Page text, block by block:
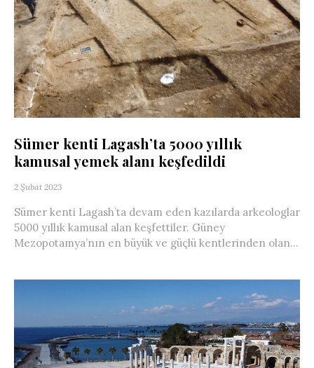
Sümer kenti Lagash’ta 5000 yıllık
kamusal yemek alanı keşfedildi
2 Şubat 2023
Sümer kenti Lagash’ta devam eden kazılarda arkeologlar
5000 yıllık kamusal alan keşfettiler. Güney
Mezopotamya’nın en büyük ve güçlü kentlerinden olan...